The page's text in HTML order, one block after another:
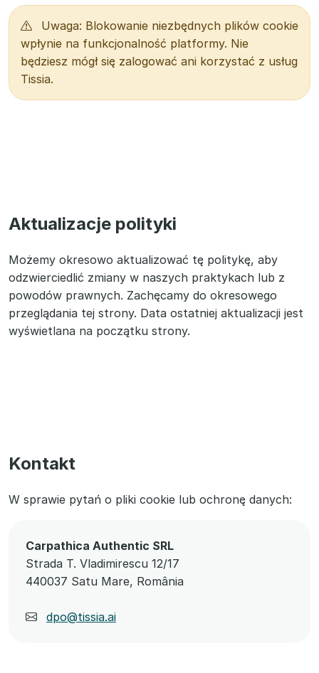
Uwaga: Blokowanie niezbędnych plików cookie
wpłynie na funkcjonalność platformy. Nie
będziesz mógł się zalogować ani korzystać z usług
Tissia.
Aktualizacje polityki
Możemy okresowo aktualizować tę politykę, aby
odzwierciedlić zmiany w naszych praktykach lub z
powodów prawnych. Zachęcamy do okresowego
przeglądania tej strony. Data ostatniej aktualizacji jest
wyświetlana na początku strony.
Kontakt
W sprawie pytań o pliki cookie lub ochronę danych:
Carpathica Authentic SRL
Strada T. Vladimirescu 12/17
440037 Satu Mare, România
dpo@tissia.ai